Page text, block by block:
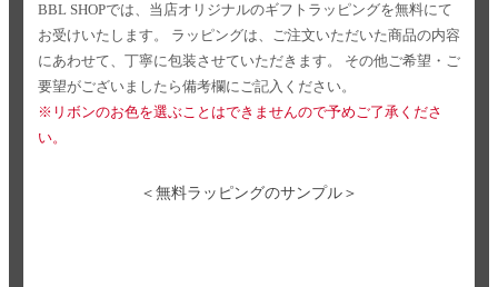
BBL SHOPでは、当店オリジナルのギフトラッピングを無料にて
お受けいたします。
ラッピングは、ご注文いただいた商品の内容
にあわせて、丁寧に包装させていただきます。
その他ご希望・ご
要望がございましたら備考欄にご記入ください。
※リボンのお色を選ぶことはできませんので予めご了承くださ
い。
＜無料ラッピングのサンプル＞